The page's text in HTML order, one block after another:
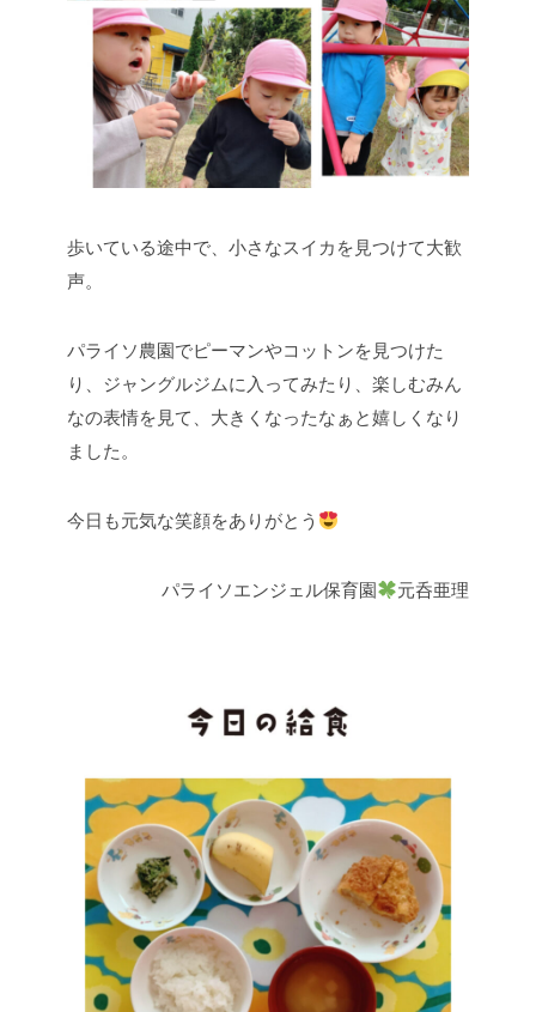
歩いている途中で、小さなスイカを見つけて大歓
声。
パライソ農園でピーマンやコットンを見つけた
り、ジャングルジムに入ってみたり、楽しむみん
なの表情を見て、大きくなったなぁと嬉しくなり
ました。
今日も元気な笑顔をありがとう
パライソエンジェル保育園 元呑亜理